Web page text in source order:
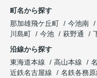
町名から探す
那加雄飛ケ丘町
今池南
川島町
今池 萩野通
沿線から探す
東海道本線
高山本線
近鉄名古屋線
名鉄各務原